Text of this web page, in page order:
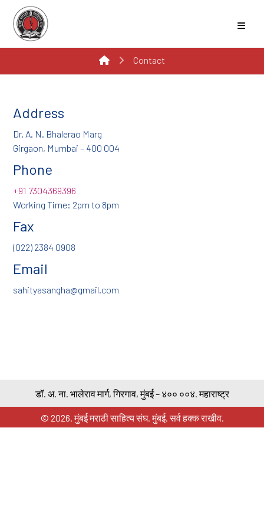
Contact
Address
Dr. A. N. Bhalerao Marg
Girgaon, Mumbai – 400 004
Phone
+91 7304369396
Working Time: 2pm to 8pm
Fax
(022) 2384 0908
Email
sahityasangha@gmail.com
डॉ. अ. ना. भालेराव मार्ग, गिरगाव, मुंबई – ४०० ००४. महाराष्ट्र
© 2026. मुंबई मराठी साहित्य संघ. मुंबई. सर्व हक्क राखीव.